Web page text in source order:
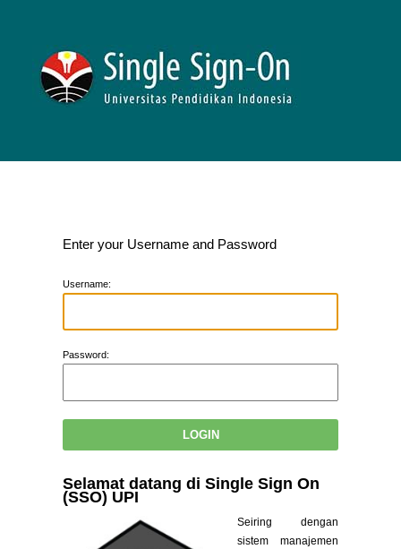
Enter your Username and Password
Username:
Password:
Selamat datang di Single Sign On
(SSO) UPI
Seiring dengan
sistem manajemen